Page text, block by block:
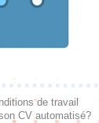
de travail
CV automatisé?